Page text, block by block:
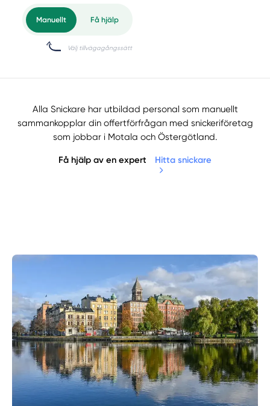
Manuellt Få hjälp
Välj tillvägagångssätt
Alla Snickare har utbildad personal som manuellt
sammankopplar din offertförfrågan med snickeriföretag
som jobbar i Motala och Östergötland.
Få hjälp av en expert Hitta snickare